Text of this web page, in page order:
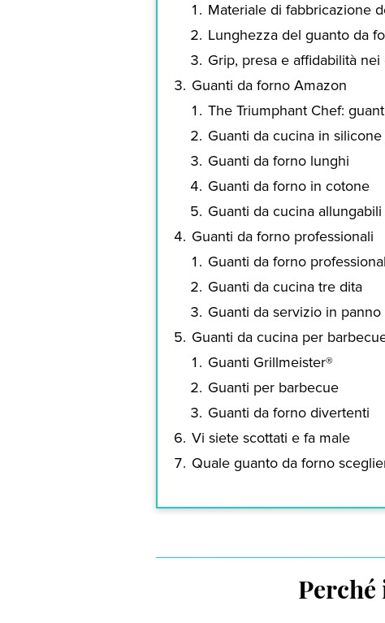
Materiale di fabbricazione
Lunghezza del guanto da
Grip, presa e affidabilità
Guanti da forno Amazon
The Triumphant Chef:
Guanti da cucina in
Guanti da forno lunghi
Guanti da forno in cotone
Guanti da cucina
Guanti da forno professionali
Guanti da forno
Guanti da cucina tre dita
Guanti da servizio in panno
Guanti da cucina per
Guanti Grillmeister®
Guanti per barbecue
Guanti da forno divertenti
Vi siete scottati e fa male
Quale guanto da forno